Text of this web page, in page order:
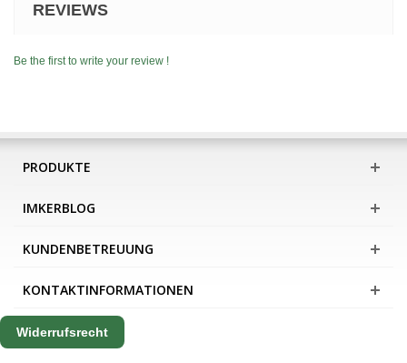
REVIEWS
Be the first to write your review !
PRODUKTE
IMKERBLOG
KUNDENBETREUUNG
KONTAKTINFORMATIONEN
Widerrufsrecht